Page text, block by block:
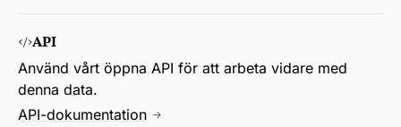
API
Använd vårt öppna API för att arbeta vidare med
denna data.
API-dokumentation